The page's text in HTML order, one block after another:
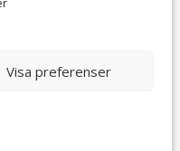
Visa preferenser